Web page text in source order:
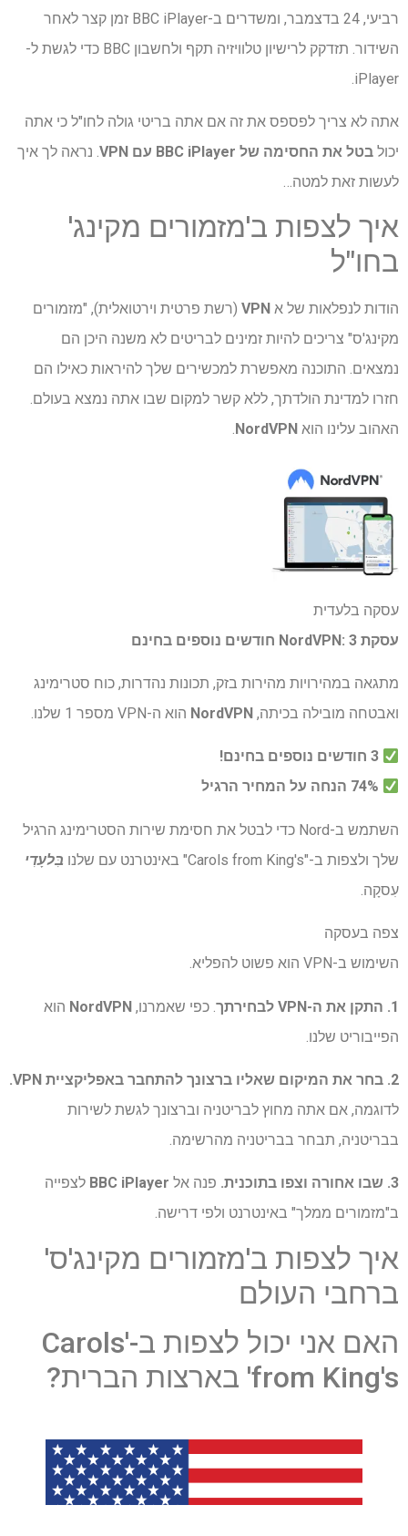
רביעי, 24 בדצמבר, ומשדרים ב-BBC iPlayer זמן קצר לאחר
השידור. תזדקק לרישיון טלוויזיה תקף ולחשבון BBC כדי לגשת ל-
iPlayer.
אתה לא צריך לפספס את זה אם אתה בריטי גולה לחו"ל כי אתה
יכול בטל את החסימה של BBC iPlayer עם VPN
. נראה לך איך
לעשות זאת למטה…
איך לצפות ב'מזמורים מקינג'
בחו"ל
הודות לנפלאות של א VPN (רשת פרטית וירטואלית), "מזמורים
מקינג'ס" צריכים להיות זמינים לבריטים לא משנה היכן הם
נמצאים. התוכנה מאפשרת למכשירים שלך להיראות כאילו הם
חזרו למדינת הולדתך, ללא קשר למקום שבו אתה נמצא בעולם.
האהוב עלינו הוא NordVPN
.
עסקה בלעדית
עסקת NordVPN: 3 חודשים נוספים בחינם
מתגאה במהירויות מהירות בזק, תכונות נהדרות, כוח סטרימינג
ואבטחה מובילה בכיתה, NordVPN הוא ה-VPN מספר 1 שלנו.
3 חודשים נוספים בחינם!
השתמש ב-Nord כדי לבטל את חסימת שירות הסטרימינג הרגיל
שלך ולצפות ב-"Carols from King's" באינטרנט עם שלנו
בִּלעָדִי
עִסקָה.
צפה בעסקה
השימוש ב-VPN הוא פשוט להפליא.
1. התקן את ה-VPN לבחירתך . כפי שאמרנו, NordVPN הוא
הפייבוריט שלנו.
2. בחר את המיקום שאליו ברצונך להתחבר באפליקציית VPN.
לדוגמה, אם אתה מחוץ לבריטניה וברצונך לגשת לשירות
בבריטניה, תבחר בבריטניה מהרשימה.
3. שבו אחורה וצפו בתוכנית. פנה אל BBC iPlayer לצפייה
ב"מזמורים ממלך" באינטרנט ולפי דרישה.
איך לצפות ב'מזמורים מקינג'ס'
ברחבי העולם
האם אני יכול לצפות ב-'Carols
from King's' בארצות הברית?